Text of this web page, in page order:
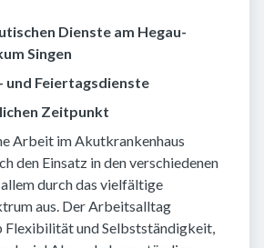
Dienste am Hegau-
Singen
und Feiertagsdienste
Zeitpunkt
Arbeit im Akutkrankenhaus
den Einsatz in den verschiedenen
durch das vielfältige
aus. Der Arbeitsalltag
Flexibilität und Selbstständigkeit,